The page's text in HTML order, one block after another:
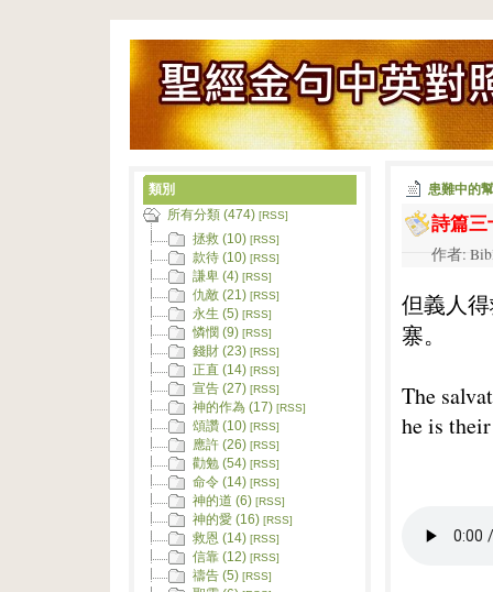
患難中的
詩篇三
作者:
但義人
寨。
The
he is
類別
所有分類 (474) [RSS]
拯救 (10) [RSS]
款待 (10) [RSS]
謙卑 (4) [RSS]
仇敵 (21) [RSS]
永生 (5) [RSS]
憐憫 (9) [RSS]
錢財 (23) [RSS]
正直 (14) [RSS]
宣告 (27) [RSS]
神的作為 (17) [RSS]
頌讚 (10) [RSS]
應許 (26) [RSS]
勸勉 (54) [RSS]
命令 (14) [RSS]
神的道 (6) [RSS]
神的愛 (16) [RSS]
救恩 (14) [RSS]
信靠 (12) [RSS]
禱告 (5) [RSS]